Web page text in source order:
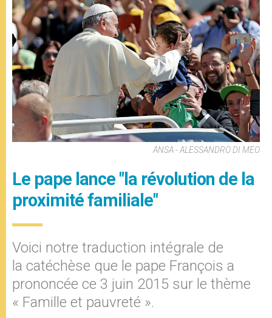
ANSA - ALESSANDRO DI MEO
Le pape lance "la révolution de la
proximité familiale"
Voici notre traduction intégrale de
la catéchèse que le pape François a
prononcée ce 3 juin 2015 sur le thème
« Famille et pauvreté ».